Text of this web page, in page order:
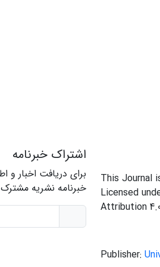
This Journal
Licensed
Attribution
Publisher:
اشتراک خبرنامه
برای دریافت اخبار و
خبرنامه نشریه